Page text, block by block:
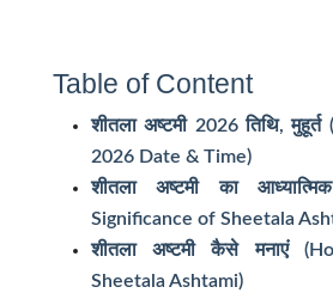
Table of Content
शीतला अष्टमी 2026 तिथि,
2026 Date & Time)
शीतला अष्टमी का
Significance of Sheetala
शीतला अष्टमी कैसे मनाएं
Sheetala Ashtami)